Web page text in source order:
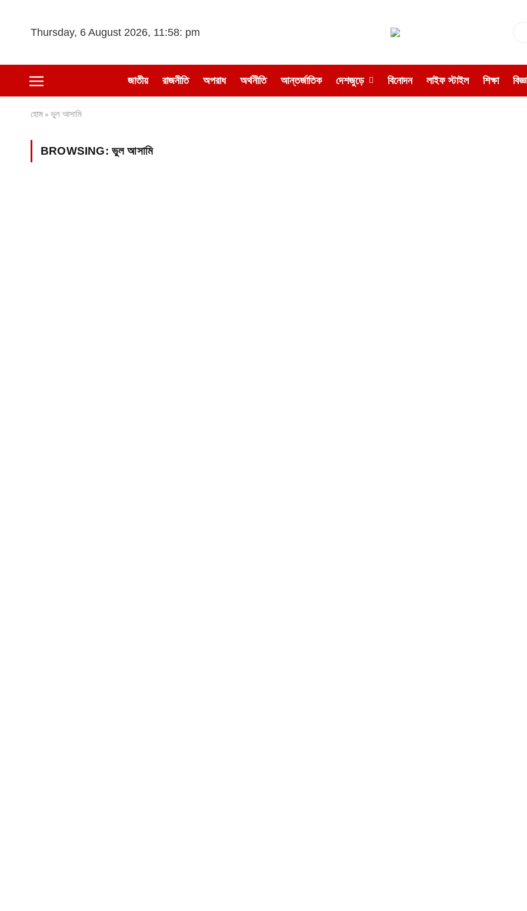
Thursday, 6 August 2026, 11:58: pm
জাতীয় রাজনীতি অপরাধ অর্থনীতি আন্তর্জাতিক দেশজুড়ে বিনোদন লাইফ স্টাইল শিক্ষা
হোম » ভুল আসামি
BROWSING: ভুল আসামি